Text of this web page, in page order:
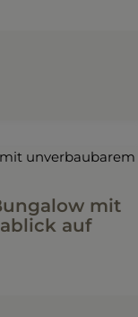
mit
auf